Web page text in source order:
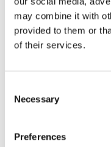
may combine it with
provided to them or
of their services.
Selection
Necessary
Preferences
Insecten, Sorcia